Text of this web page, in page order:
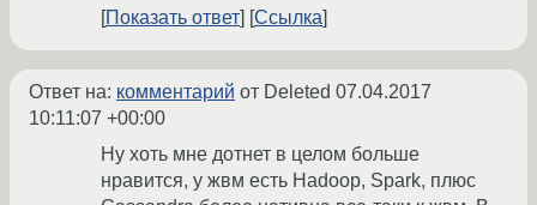
Показать ответ
Ссылка
Ответ на: комментарий от Deleted 07.04.2017
10:11:07 +00:00
Ну хоть мне дотнет в целом больше
нравится, у жвм есть Hadoop, Spark, плюс